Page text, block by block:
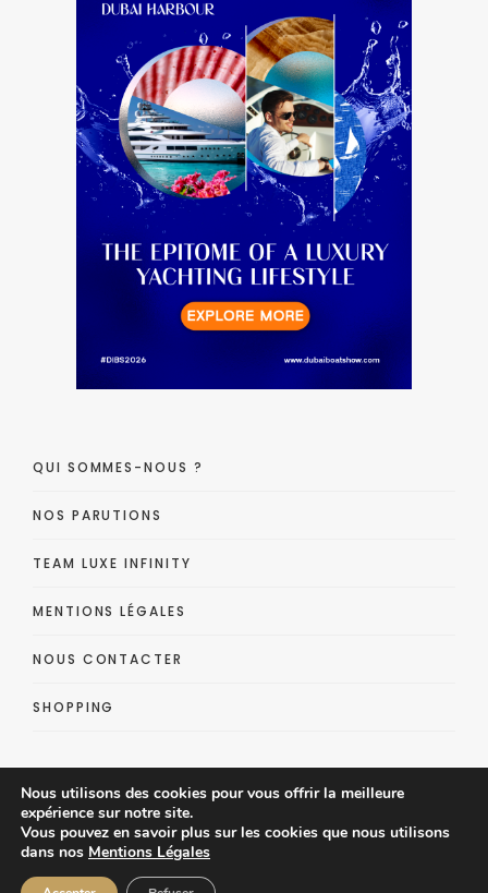
QUI SOMMES-NOUS ?
NOS PARUTIONS
TEAM LUXE INFINITY
MENTIONS LÉGALES
NOUS CONTACTER
SHOPPING
Luxe Infinity - Lifestyle Luxe Magazine
Nous utilisons des cookies pour vous offrir la meilleure
expérience sur notre site.
Vous pouvez en savoir plus sur les cookies que nous utilisons
dans nos Mentions Légales